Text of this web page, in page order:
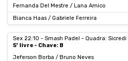
Fernanda Del Mestre / Lana Amico
Bianca Haas / Gabriele Ferreira
Sex 22:10 - Smash Padel - Quadra: Sicredi
5ª livre - Chave: B
Jeferson Borba / Bruno Neves